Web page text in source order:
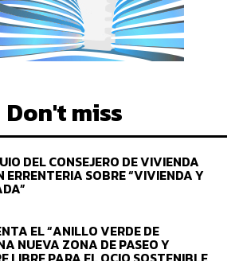
Don't miss
DEL CONSEJERO DE VIVIENDA
ERRENTERIA SOBRE “VIVIENDA Y
EL “ANILLO VERDE DE
NUEVA ZONA DE PASEO Y